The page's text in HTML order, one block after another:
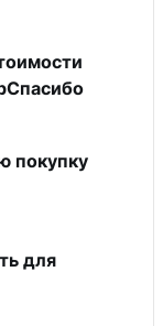
покупку
для